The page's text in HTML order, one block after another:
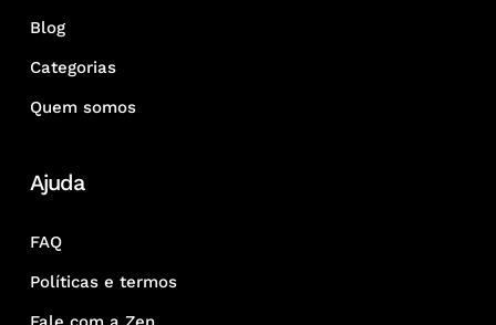
Blog
Categorias
Quem somos
Ajuda
FAQ
Políticas e termos